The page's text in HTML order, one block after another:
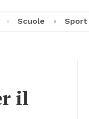
Scuo­le Sport
il